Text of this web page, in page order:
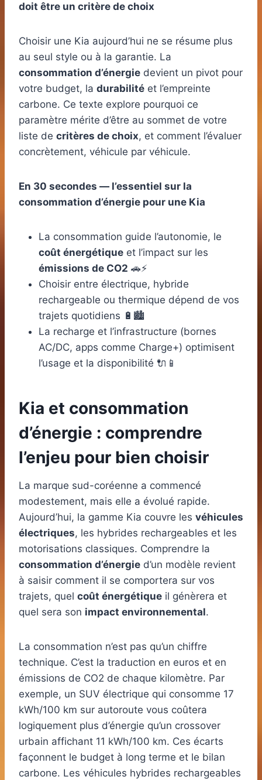
doit être un critère de choix
Choisir une Kia aujourd’hui ne se résume plus
au seul style ou à la garantie. La
consommation d’énergie devient un pivot pour
votre budget, la durabilité et l’empreinte
carbone. Ce texte explore pourquoi ce
paramètre mérite d’être au sommet de votre
liste de critères de choix, et comment l’évaluer
concrètement, véhicule par véhicule.
En 30 secondes — l’essentiel sur la
consommation d’énergie pour une Kia
La consommation guide l’autonomie, le
coût énergétique et l’impact sur les
émissions de CO2 🚗⚡
Choisir entre électrique, hybride
rechargeable ou thermique dépend de vos
trajets quotidiens 🔋🏙️
La recharge et l’infrastructure (bornes
AC/DC, apps comme Charge+) optimisent
l’usage et la disponibilité 🔌📱
Kia et consommation
d’énergie : comprendre
l’enjeu pour bien choisir
La marque sud-coréenne a commencé
modestement, mais elle a évolué rapide.
Aujourd’hui, la gamme Kia couvre les véhicules
électriques, les hybrides rechargeables et les
motorisations classiques. Comprendre la
consommation d’énergie d’un modèle revient
à saisir comment il se comportera sur vos
trajets, quel coût énergétique il génèrera et
quel sera son impact environnemental.
La consommation n’est pas qu’un chiffre
technique. C’est la traduction en euros et en
émissions de CO2 de chaque kilomètre. Par
exemple, un SUV électrique qui consomme 17
kWh/100 km sur autoroute vous coûtera
logiquement plus d’énergie qu’un crossover
urbain affichant 11 kWh/100 km. Ces écarts
façonnent le budget à long terme et le bilan
carbone. Les véhicules hybrides rechargeables